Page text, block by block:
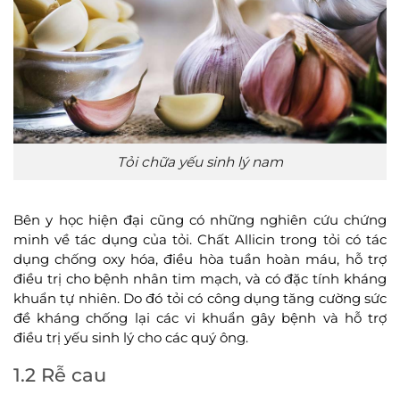
Tỏi chữa yếu sinh lý nam
Bên y học hiện đại cũng có những nghiên cứu chứng
minh về tác dụng của tỏi. Chất Allicin trong tỏi có tác
dụng chống oxy hóa, điều hòa tuần hoàn máu, hỗ trợ
điều trị cho bệnh nhân tim mạch, và có đặc tính kháng
khuẩn tự nhiên. Do đó tỏi có công dụng tăng cường sức
đề kháng chống lại các vi khuẩn gây bệnh và hỗ trợ
điều trị yếu sinh lý cho các quý ông.
1.2 Rễ cau